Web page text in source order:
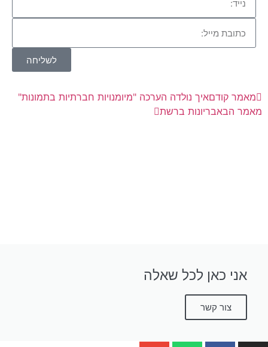
לשליחה
מאמר קודםאיך נולדה הערכה "מיומנויות חברתיות בתמונות"
מאמר הבאבריונות ברשת
אני כאן לכל שאלה
צור קשר